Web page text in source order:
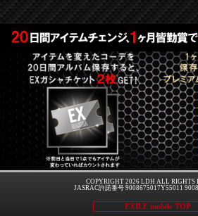
COPYRIGHT 2026 LDH ALL RIGHTS
JASRAC許諾番号 9008675017Y55011
EXILE mobile TOP